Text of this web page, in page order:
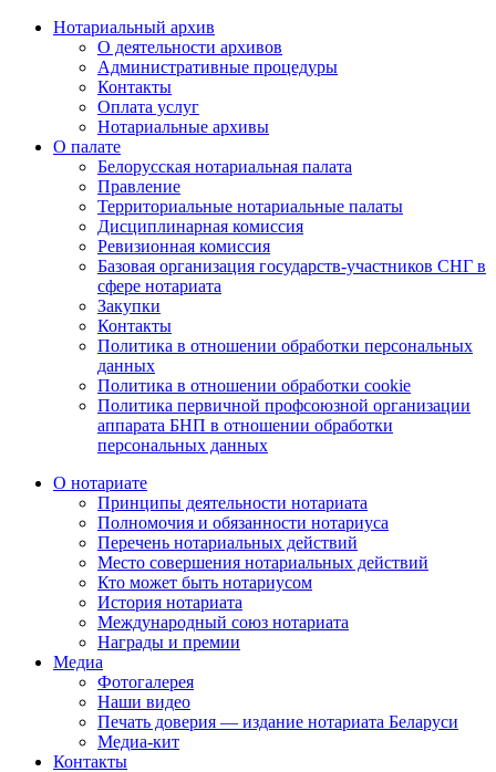
Нотариальный архив
О деятельности архивов
Административные процедуры
Контакты
Оплата услуг
Нотариальные архивы
О палате
Белорусская нотариальная палата
Правление
Территориальные нотариальные палаты
Дисциплинарная комиссия
Ревизионная комиссия
Базовая организация государств-участников СНГ в
сфере нотариата
Закупки
Контакты
Политика в отношении обработки персональных
данных
Политика в отношении обработки cookie
Политика первичной профсоюзной организации
аппарата БНП в отношении обработки
персональных данных
О нотариате
Принципы деятельности нотариата
Полномочия и обязанности нотариуса
Перечень нотариальных действий
Место совершения нотариальных действий
Кто может быть нотариусом
История нотариата
Международный союз нотариата
Награды и премии
Медиа
Фотогалерея
Наши видео
Печать доверия — издание нотариата Беларуси
Медиа-кит
Контакты